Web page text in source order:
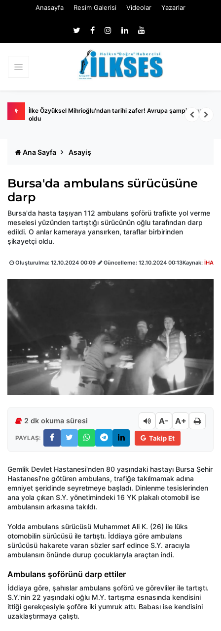
Anasayfa Resim Galerisi Videolar Yazarlar
İlke Özyüksel Mihrioğlu'ndan tarihi zafer! Avrupa şampiyonu
oldu
Ana Sayfa Asayiş
Bursa'da ambulans sürücüsüne
darp
Bursa'da hasta taşıyan 112 ambulans şoförü trafikte yol verme
meselesi yüzünden tartıştığı sürücünün oğlu tarafından darp
edildi. O anlar kameraya yansırken, taraflar birbirinden
şikayetçi oldu.
Oluşturulma: 12.10.2024 00:09 Güncelleme: 12.10.2024 00:13Kaynak: İHA
2 dk okuma süresi A- A+
PAYLAŞ: Takip Et
Gemlik Devlet Hastanesi'nden 80 yaşındaki hastayı Bursa Şehir
Hastanesi'ne götüren ambulans, trafiğe takılmamak adına
emniyet şeridinde seyretmeye başladı. Dinlenme tesislerinden
ana yola çıkan S.Y. yönetimindeki 16 YK plakalı otomobil ise
ambulansın arkasına takıldı.
Yolda ambulans sürücüsü Muhammet Ali K. (26) ile lüks
otomobilin sürücüsü ile tartıştı. İddiaya göre ambulans
sürücüsü hakarete varan sözler sarf edince S.Y. aracıyla
ambulansın önünde durup çocuklarıyla araçtan indi.
Ambulans şoförünü darp ettiler
İddiaya göre, şahıslar ambulans şoförü ve görevliler ile tartıştı.
S.Y.'nin 22 yaşındaki oğlu M.Y. tartışma esnasında kendisini
ittiği gerekçesiyle şoföre iki yumruk attı. Babası ise kendisini
uzaklaştırmaya çalıştı.